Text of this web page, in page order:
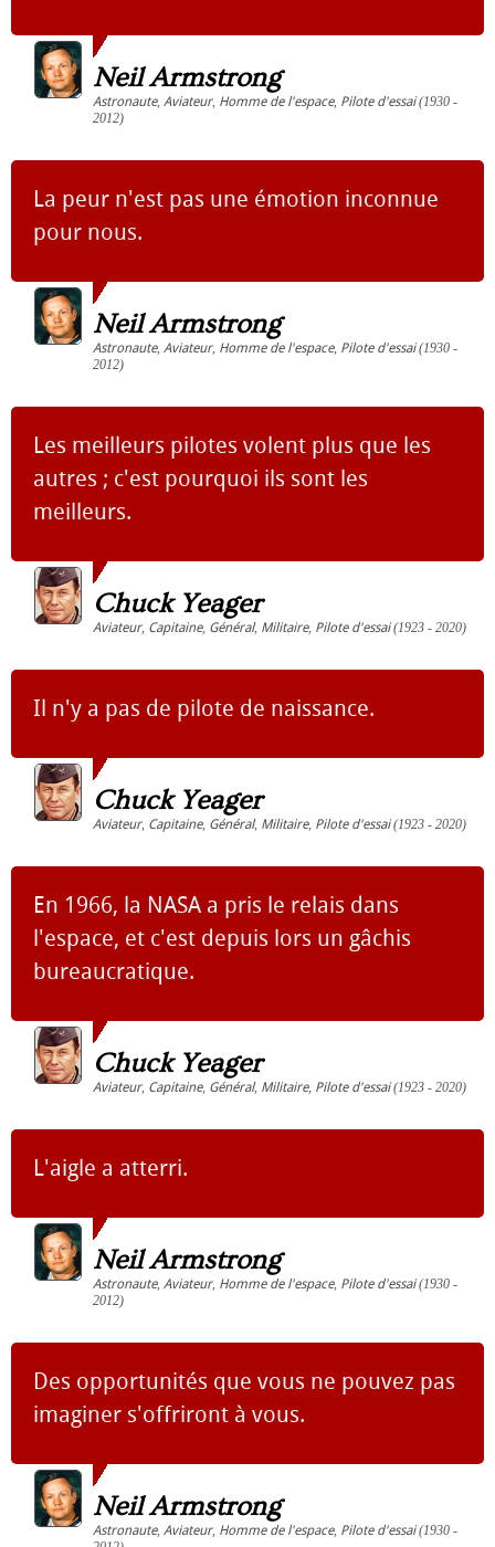
Neil Armstrong
Astronaute, Aviateur, Homme de l'espace, Pilote d'essai(1930 -
2012)
La peur n'est pas une émotion inconnue
pour nous.
Neil Armstrong
Astronaute, Aviateur, Homme de l'espace, Pilote d'essai(1930 -
2012)
Les meilleurs pilotes volent plus que les
autres ; c'est pourquoi ils sont les
meilleurs.
Chuck Yeager
Aviateur, Capitaine, Général, Militaire, Pilote d'essai(1923 - 2020)
Il n'y a pas de pilote de naissance.
Chuck Yeager
Aviateur, Capitaine, Général, Militaire, Pilote d'essai(1923 - 2020)
En 1966, la NASA a pris le relais dans
l'espace, et c'est depuis lors un gâchis
bureaucratique.
Chuck Yeager
Aviateur, Capitaine, Général, Militaire, Pilote d'essai(1923 - 2020)
L'aigle a atterri.
Neil Armstrong
Astronaute, Aviateur, Homme de l'espace, Pilote d'essai(1930 -
2012)
Des opportunités que vous ne pouvez pas
imaginer s'offriront à vous.
Neil Armstrong
Astronaute, Aviateur, Homme de l'espace, Pilote d'essai(1930 -